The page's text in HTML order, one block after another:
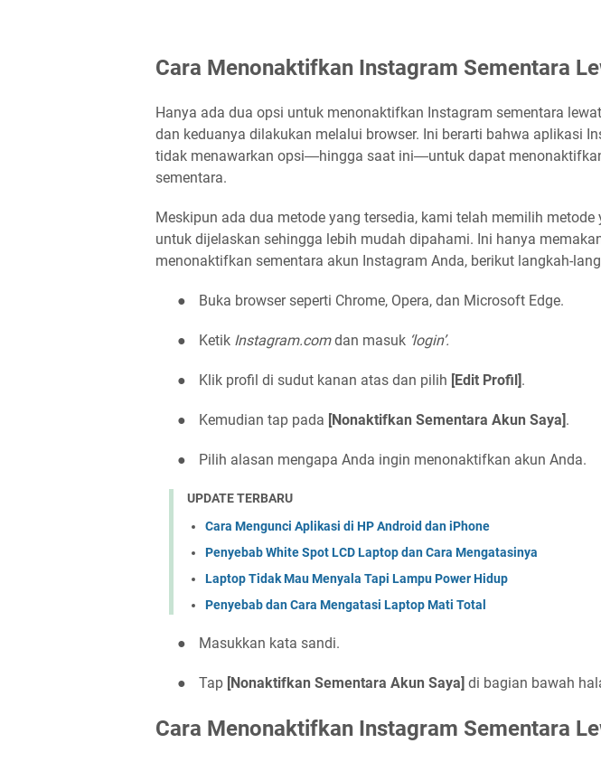
Cara Menonaktifkan Instagram Sementara
Hanya ada dua opsi untuk menonaktifkan Instagram sementara
dan keduanya dilakukan melalui browser. Ini berarti bahwa aplikasi
tidak menawarkan opsi―hingga saat ini―untuk dapat
sementara.
Meskipun ada dua metode yang tersedia, kami telah memilih metode
untuk dijelaskan sehingga lebih mudah dipahami. Ini hanya
menonaktifkan sementara akun Instagram Anda, berikut langkah-
● Buka browser seperti Chrome, Opera, dan Microsoft Edge.
● Ketik Instagram.comdan masuk ‘login’.
● Klik profil di sudut kanan atas dan pilih [Edit Profil].
● Kemudian tap pada [Nonaktifkan Sementara Akun Saya].
● Pilih alasan mengapa Anda ingin menonaktifkan akun Anda.
UPDATE TERBARU
Cara Mengunci Aplikasi di HP Android dan iPhone
Penyebab White Spot LCD Laptop dan Cara Mengatasinya
Laptop Tidak Mau Menyala Tapi Lampu Power Hidup
Penyebab dan Cara Mengatasi Laptop Mati Total
● Masukkan kata sandi.
● Tap [Nonaktifkan Sementara Akun Saya] di bagian bawah
Cara Menonaktifkan Instagram Sementara